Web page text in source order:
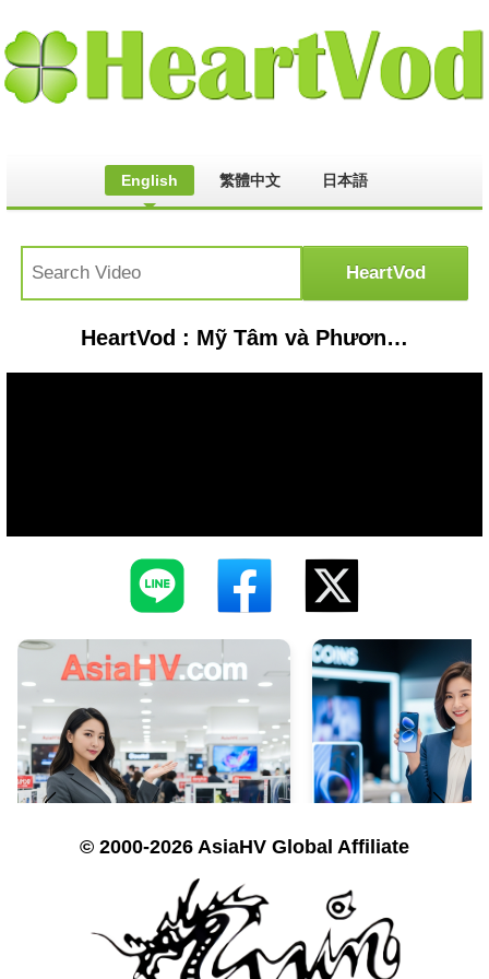
English 繁體中文 日本語
HeartVod : Mỹ Tâm và Phương Thanh thích mê khi nghe Lynk Lee đọc rap cover Họa Mi Tóc Nâu
© 2000-2026 AsiaHV Global Affiliate